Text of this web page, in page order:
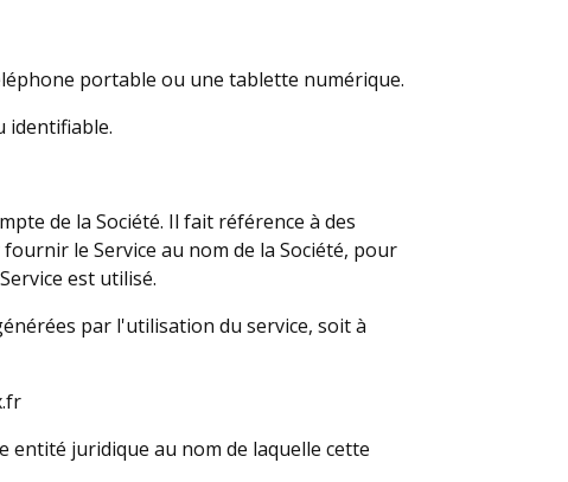
portable ou une tablette numérique.
identifiable.
de la Société. Il fait référence à des
le Service au nom de la Société, pour
est utilisé.
par l'utilisation du service, soit à
entité juridique au nom de laquelle cette